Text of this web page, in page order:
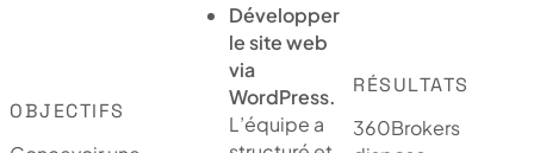
OBJECTIFS
Développer
le site web
via
WordPress.
L’équipe a
RÉSULTATS
360Brokers